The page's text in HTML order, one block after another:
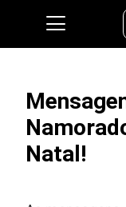
Natal!